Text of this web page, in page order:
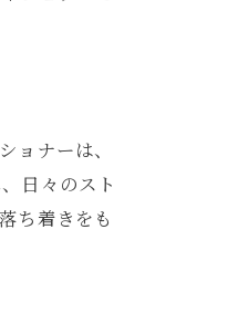
ナーは、
日々のスト
ち着きをも